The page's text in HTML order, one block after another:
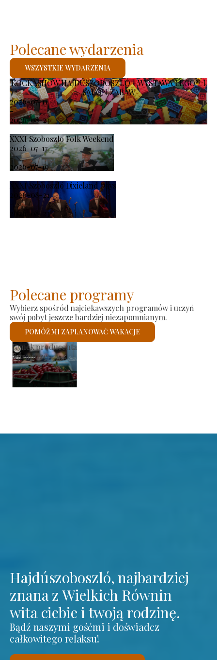
KOCKASHOW HAJDÚSZOBOSZLÓ – WYSTAWA LEGO® I
SALON ZABAW
2026-07-11
-
2026-08-23
XXXI Szoboszlo Folk Weekend
2026-07-17
-
2026-07-19
XXXI Szoboszló Dixieland Days
2026-08-21
-
2026-08-23
Polecane wydarzenia
WSZYSTKIE WYDARZENIA
Polecane programy
Wybierz spośród najciekawszych programów i uczyń
swój pobyt jeszcze bardziej niezapomnianym.
POMÓŻ MI ZAPLANOWAĆ WAKACJE
Kościół rzymskokatolicki św.
Sprawdzę
Hajdúszoboszló, najbardziej
znana z Wielkich Równin
wita ciebie i twoją rodzinę.
Bądź naszymi gośćmi i doświadcz
całkowitego relaksu!